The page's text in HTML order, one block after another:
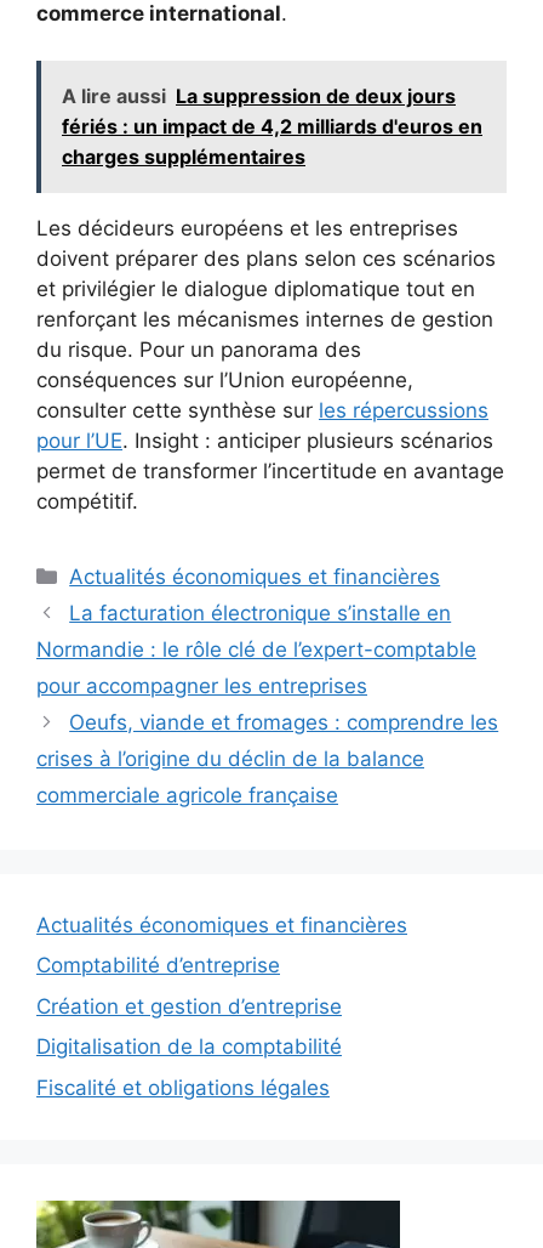
commerce international.
A lire aussi La suppression de deux jours
fériés : un impact de 4,2 milliards d'euros en
charges supplémentaires
Les décideurs européens et les entreprises
doivent préparer des plans selon ces scénarios
et privilégier le dialogue diplomatique tout en
renforçant les mécanismes internes de gestion
du risque. Pour un panorama des
conséquences sur l’Union européenne,
consulter cette synthèse sur les répercussions
pour l’UE. Insight : anticiper plusieurs scénarios
permet de transformer l’incertitude en avantage
compétitif.
Catégories
Actualités économiques et financières
La facturation électronique s’installe en
Normandie : le rôle clé de l’expert-comptable
pour accompagner les entreprises
Oeufs, viande et fromages : comprendre les
crises à l’origine du déclin de la balance
commerciale agricole française
Actualités économiques et financières
Comptabilité d’entreprise
Création et gestion d’entreprise
Digitalisation de la comptabilité
Fiscalité et obligations légales